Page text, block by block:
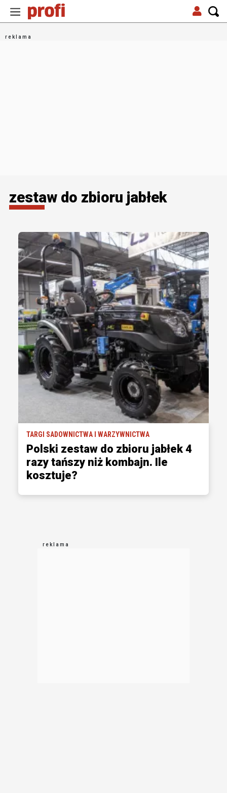
zestaw do zbioru jabłek
TARGI SADOWNICTWA I WARZYWNICTWA
Polski zestaw do zbioru jabłek 4
razy tańszy niż kombajn. Ile
kosztuje?